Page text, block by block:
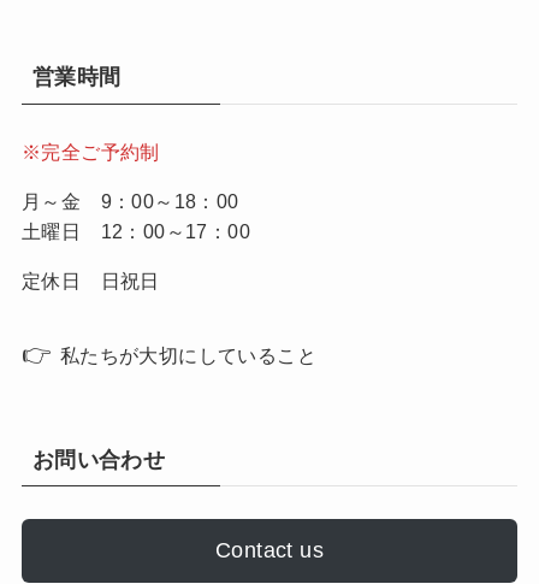
営業時間
※完全ご予約制
月～金 9：00～18：00
土曜日 12：00～17：00
定休日 日祝日
👉 私たちが大切にしていること
お問い合わせ
Contact us